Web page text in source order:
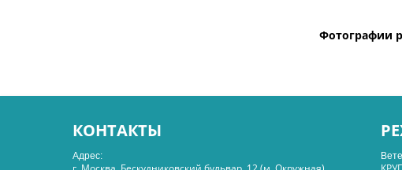
Фотографии
КОНТАКТЫ
Адрес: